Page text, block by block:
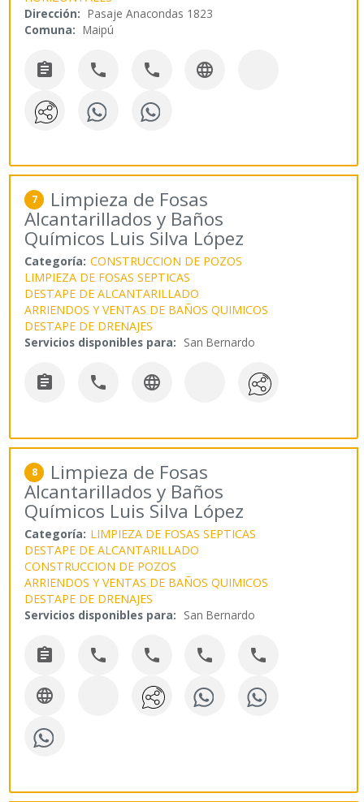
Dirección: Pasaje Anacondas 1823
Comuna: Maipú
   
7 Limpieza de Fosas
Alcantarillados y Baños
Químicos Luis Silva López
Categoría: CONSTRUCCION DE POZOS
LIMPIEZA DE FOSAS SEPTICAS
DESTAPE DE ALCANTARILLADO
ARRIENDOS Y VENTAS DE BAÑOS QUIMICOS
DESTAPE DE DRENAJES
Servicios disponibles para: San Bernardo
  
8 Limpieza de Fosas
Alcantarillados y Baños
Químicos Luis Silva López
Categoría: LIMPIEZA DE FOSAS SEPTICAS
DESTAPE DE ALCANTARILLADO
CONSTRUCCION DE POZOS
ARRIENDOS Y VENTAS DE BAÑOS QUIMICOS
DESTAPE DE DRENAJES
Servicios disponibles para: San Bernardo
    
